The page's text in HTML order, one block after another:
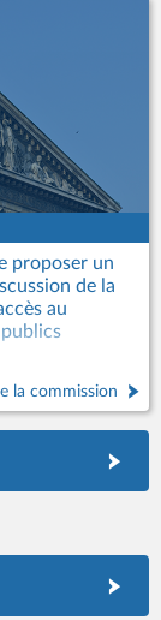
proposer un
de la
au
la commission